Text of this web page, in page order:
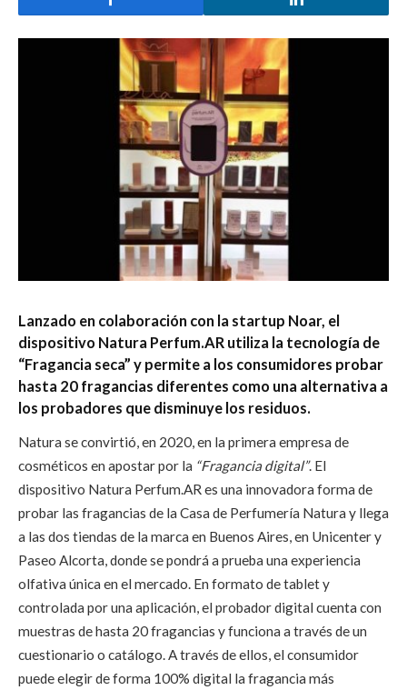
Lanzado en colaboración con la startup Noar, el
dispositivo Natura Perfum.AR utiliza la tecnología de
“Fragancia seca” y permite a los consumidores probar
hasta 20 fragancias diferentes como una alternativa a
los probadores que disminuye los residuos.
Natura se convirtió, en 2020, en la primera empresa de
cosméticos en apostar por la “Fragancia digital”. El
dispositivo Natura Perfum.AR es una innovadora forma de
probar las fragancias de la Casa de Perfumería Natura y llega
a las dos tiendas de la marca en Buenos Aires, en Unicenter y
Paseo Alcorta, donde se pondrá a prueba una experiencia
olfativa única en el mercado. En formato de tablet y
controlada por una aplicación, el probador digital cuenta con
muestras de hasta 20 fragancias y funciona a través de un
cuestionario o catálogo. A través de ellos, el consumidor
puede elegir de forma 100% digital la fragancia más